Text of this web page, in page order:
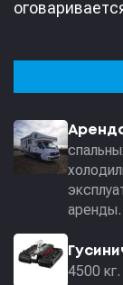
аренды.
4500